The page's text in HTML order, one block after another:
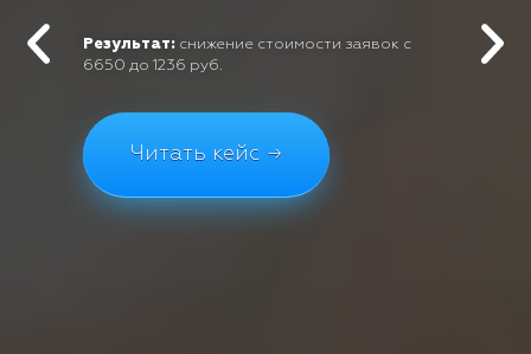
Результат: снижение стоимости заявок с
6650 до 1236 руб.
Читать кейс →